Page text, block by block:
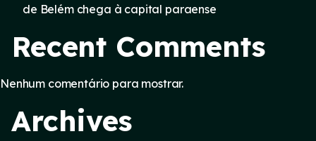
de Belém chega à capital paraense
Recent Comments
Nenhum comentário para mostrar.
Archives